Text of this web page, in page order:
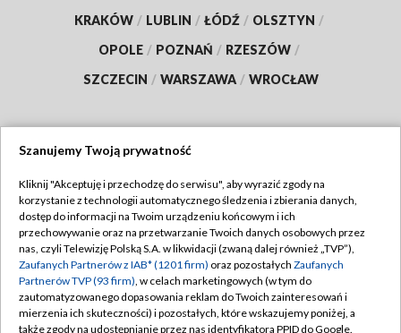
KRAKÓW / LUBLIN / ŁÓDŹ / OLSZTYN /
OPOLE / POZNAŃ / RZESZÓW /
SZCZECIN / WARSZAWA / WROCŁAW
TVP
Abonament TVP
Emisja w TVP
Centrum informacji TVP
Naziemna Telewizja Cyfrowa
Regulamin TVP
Polityka prywatności
Moje zgody
Pomoc
Szanujemy Twoją prywatność
Kliknij "Akceptuję i przechodzę do serwisu", aby wyrazić zgody na
korzystanie z technologii automatycznego śledzenia i zbierania danych,
dostęp do informacji na Twoim urządzeniu końcowym i ich
przechowywanie oraz na przetwarzanie Twoich danych osobowych przez
nas, czyli Telewizję Polską S.A. w likwidacji (zwaną dalej również „TVP”),
Zaufanych Partnerów z IAB* (1201 firm) oraz pozostałych Zaufanych
Partnerów TVP (93 firm), w celach marketingowych (w tym do
zautomatyzowanego dopasowania reklam do Twoich zainteresowań i
mierzenia ich skuteczności) i pozostałych, które wskazujemy poniżej, a
także zgody na udostępnianie przez nas identyfikatora PPID do Google.